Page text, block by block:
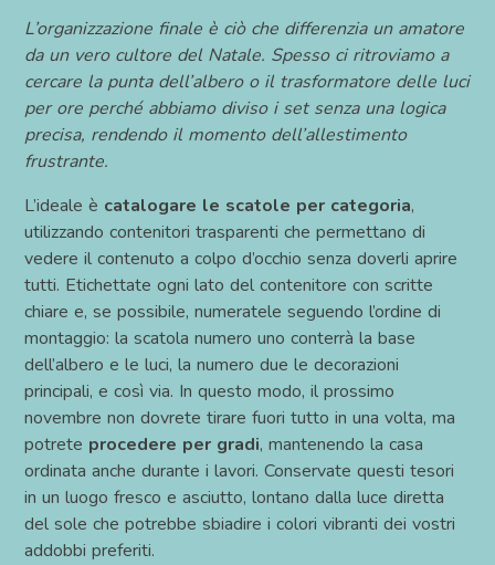
L’organizzazione finale è ciò che differenzia un amatore
da un vero cultore del Natale. Spesso ci ritroviamo a
cercare la punta dell’albero o il trasformatore delle luci
per ore perché abbiamo diviso i set senza una logica
precisa, rendendo il momento dell’allestimento
frustrante.
L’ideale è catalogare le scatole per categoria,
utilizzando contenitori trasparenti che permettano di
vedere il contenuto a colpo d’occhio senza doverli aprire
tutti. Etichettate ogni lato del contenitore con scritte
chiare e, se possibile, numeratele seguendo l’ordine di
montaggio: la scatola numero uno conterrà la base
dell’albero e le luci, la numero due le decorazioni
principali, e così via. In questo modo, il prossimo
novembre non dovrete tirare fuori tutto in una volta, ma
potrete procedere per gradi, mantenendo la casa
ordinata anche durante i lavori. Conservate questi tesori
in un luogo fresco e asciutto, lontano dalla luce diretta
del sole che potrebbe sbiadire i colori vibranti dei vostri
addobbi preferiti.